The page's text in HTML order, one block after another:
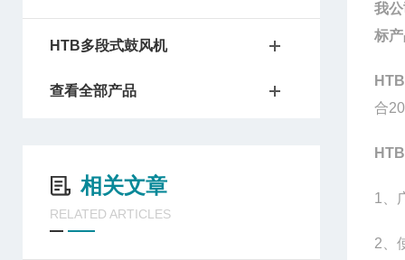
HTB多段式鼓风机
查看全部产品
相关文章
RELATED ARTICLES
我
标
合
1、
2、